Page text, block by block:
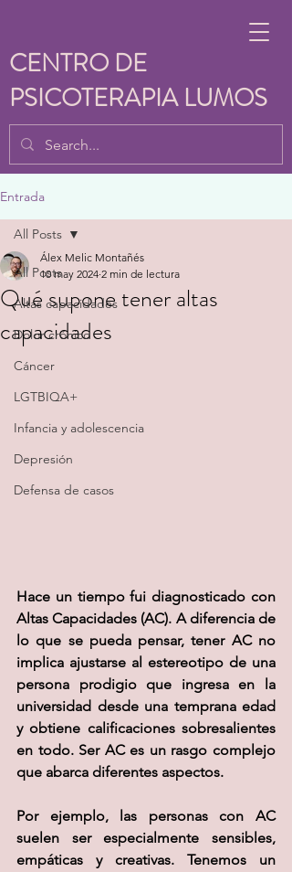
CENTRO DE
PSICOTERAPIA LUMOS
Entrada
All Posts
Altas capacidades
Dolor crónico
Cáncer
LGTBIQA+
Infancia y adolescencia
Depresión
Defensa de casos
All Posts
Qué supone tener altas
capacidades
Álex Melic Montañés
10 may 2024 2 min de lectura
Hace un tiempo fui diagnosticado con
Altas Capacidades (AC). A diferencia de
lo que se pueda pensar, tener AC no
implica ajustarse al estereotipo de una
persona prodigio que ingresa en la
universidad desde una temprana edad
y obtiene calificaciones sobresalientes
en todo. Ser AC es un rasgo complejo
que abarca diferentes aspectos.
Por ejemplo, las personas con AC
suelen ser especialmente sensibles,
empáticas y creativas. Tenemos un